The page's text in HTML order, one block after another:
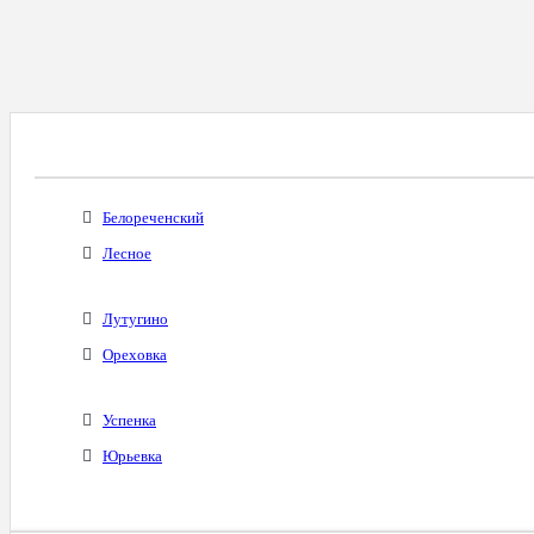
Белореченский
Лесное
Лутугино
Ореховка
Успенка
Юрьевка